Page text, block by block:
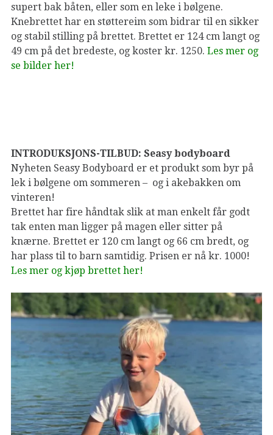
supert bak båten, eller som en leke i bølgene.
Knebrettet har en støttereim som bidrar til en sikker
og stabil stilling på brettet. Brettet er 124 cm langt og
49 cm på det bredeste, og koster kr. 1250. Les mer og
se bilder her!
INTRODUKSJONS-TILBUD: Seasy bodyboard
Nyheten Seasy Bodyboard er et produkt som byr på
lek i bølgene om sommeren – og i akebakken om
vinteren!
Brettet har fire håndtak slik at man enkelt får godt
tak enten man ligger på magen eller sitter på
knærne. Brettet er 120 cm langt og 66 cm bredt, og
har plass til to barn samtidig. Prisen er nå kr. 1000!
Les mer og kjøp brettet her!